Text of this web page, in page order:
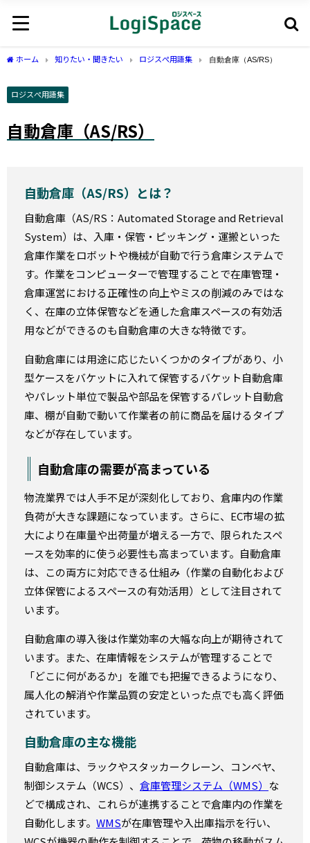
ホーム 知りたい・聞きたい ロジスぺ用語集 自動倉庫（AS/RS）
ロジスぺ用語集
自動倉庫（AS/RS）
自動倉庫（AS/RS）とは？
自動倉庫（AS/RS：Automated Storage and Retrieval
System）は、入庫・保管・ピッキング・運搬といった
倉庫作業をロボットや機械が自動で行う倉庫システムで
す。作業をコンピューターで管理することで在庫管理・
倉庫運営における正確性の向上やミスの削減のみではな
く、在庫の立体保管などを通した倉庫スペースの有効活
用などができるのも自動倉庫の大きな特徴です。
自動倉庫には用途に応じたいくつかのタイプがあり、小
型ケースをバケットに入れて保管するバケット自動倉庫
やパレット単位で製品や部品を保管するパレット自動倉
庫、棚が自動で動いて作業者の前に商品を届けるタイプ
などが存在しています。
自動倉庫の需要が高まっている
物流業界では人手不足が深刻化しており、倉庫内の作業
負荷が大きな課題になっています。さらに、EC市場の拡
大により在庫量や出荷量が増える一方で、限られたスペ
ースを効率的に使う必要性も高まっています。自動倉庫
は、この両方に対応できる仕組み（作業の自動化および
立体保管によるスペースの有効活用）として注目されて
います。
自動倉庫の導入後は作業効率の大幅な向上が期待されて
います。また、在庫情報をシステムが管理することで
「どこに何があるか」を誰でも把握できるようになり、
属人化の解消や作業品質の安定といった点でも高く評価
されています。
自動倉庫の主な機能
自動倉庫は、ラックやスタッカークレーン、コンベヤ、
制御システム（WCS）、 倉庫管理システム（WMS） な
どで構成され、これらが連携することで倉庫内の作業を
自動化します。 WMSが在庫管理や入出庫指示を行い、